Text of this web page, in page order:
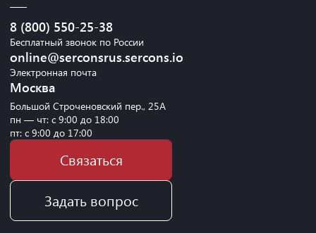
8 (800) 550-25-38
Бесплатный звонок по России
online@serconsrus.sercons.io
Электронная почта
Москва
Большой Строченовский пер., 25А
пн — чт: с 9:00 до 18:00
пт: с 9:00 до 17:00
Связаться
Задать вопрос